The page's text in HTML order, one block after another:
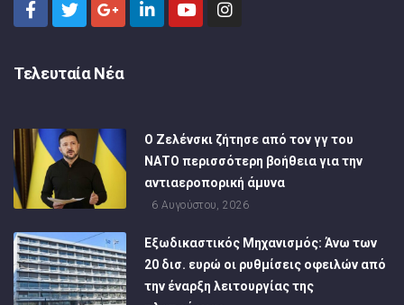
Τελευταία Νέα
Ο Ζελένσκι ζήτησε από τον γγ του
ΝΑΤΟ περισσότερη βοήθεια για την
αντιαεροπορική άμυνα
6 Αυγούστου, 2026
Εξωδικαστικός Μηχανισμός: Άνω των
20 δισ. ευρώ οι ρυθμίσεις οφειλών από
την έναρξη λειτουργίας της